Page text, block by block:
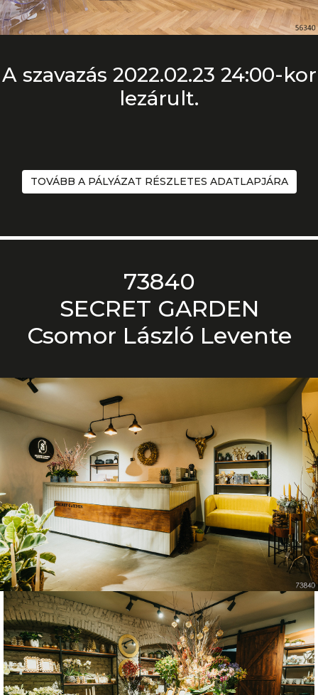
A szavazás 2022.02.23 24:00-kor
lezárult.
TOVÁBB A PÁLYÁZAT RÉSZLETES ADATLAPJÁRA
73840
SECRET GARDEN
Csomor László Levente